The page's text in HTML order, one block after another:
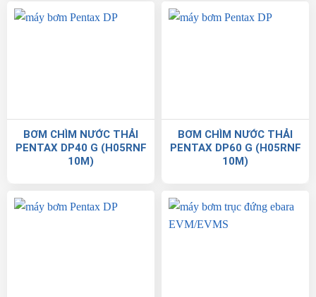
BƠM CHÌM NƯỚC THẢI
PENTAX DP40 G (H05RNF
10M)
BƠM CHÌM NƯỚC THẢI
PENTAX DP60 G (H05RNF
10M)